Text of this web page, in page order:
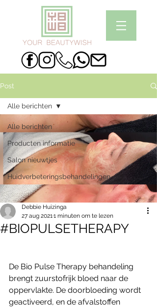
Post
Alle berichten
Producten informatie
Salon nieuwtjes
Huidverbeteringsbehandelingen
Alle berichten
#BIOPULSETHERAPY
Debbie Huizinga
27 aug 20211 minuten om te lezen
De Bio Pulse Therapy behandeling
brengt zuurstofrijk bloed naar de
oppervlakte. De doorbloeding wordt
geactiveerd, en de afvalstoffen